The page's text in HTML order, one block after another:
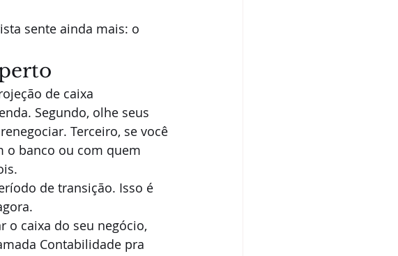
sente ainda mais: o
de caixa
Segundo, olhe seus
Terceiro, se você
o banco ou com quem
de transição. Isso é
o caixa do seu negócio,
Contabilidade pra